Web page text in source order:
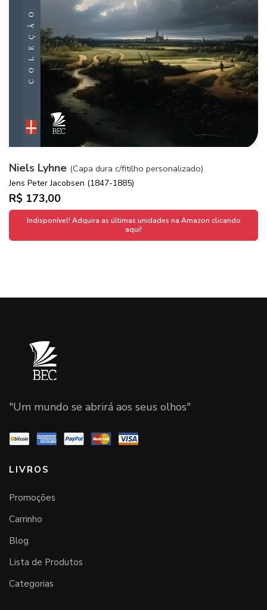
Niels Lyhne (Capa dura c/fitilho personalizado)
Jens Peter Jacobsen (1847-1885)
R$ 173,00
Indisponível! Adquira as últimas unidades na Amazon clicando
aqui!
"Um mundo se abrirá aos seus olhos"
LIVROS
Promoções
Carrinho
Blog
Lista de Produtos
Categorias